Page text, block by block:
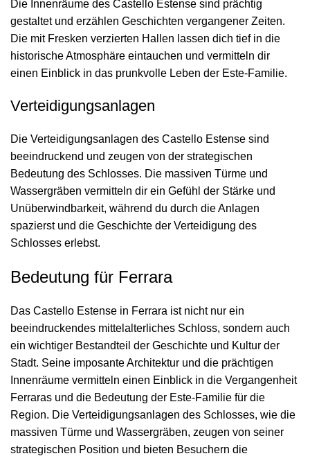
Die Innenräume des Castello Estense sind prächtig
gestaltet und erzählen Geschichten vergangener Zeiten.
Die mit Fresken verzierten Hallen lassen dich tief in die
historische Atmosphäre eintauchen und vermitteln dir
einen Einblick in das prunkvolle Leben der Este-Familie.
Verteidigungsanlagen
Die Verteidigungsanlagen des Castello Estense sind
beeindruckend und zeugen von der strategischen
Bedeutung des Schlosses. Die massiven Türme und
Wassergräben vermitteln dir ein Gefühl der Stärke und
Unüberwindbarkeit, während du durch die Anlagen
spazierst und die Geschichte der Verteidigung des
Schlosses erlebst.
Bedeutung für Ferrara
Das Castello Estense in Ferrara ist nicht nur ein
beeindruckendes mittelalterliches Schloss, sondern auch
ein wichtiger Bestandteil der Geschichte und Kultur der
Stadt. Seine imposante Architektur und die prächtigen
Innenräume vermitteln einen Einblick in die Vergangenheit
Ferraras und die Bedeutung der Este-Familie für die
Region. Die Verteidigungsanlagen des Schlosses, wie die
massiven Türme und Wassergräben, zeugen von seiner
strategischen Position und bieten Besuchern die